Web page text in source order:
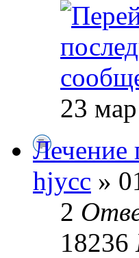
23
Лечение
hjycc »
2
18236